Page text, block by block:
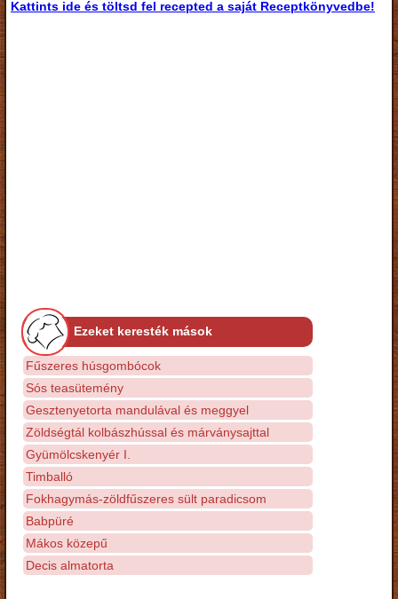
Kattints ide és töltsd fel recepted a saját Receptkönyvedbe!
Ezeket keresték mások
Fűszeres húsgombócok
Sós teasütemény
Gesztenyetorta mandulával és meggyel
Zöldségtál kolbászhússal és márványsajttal
Gyümölcskenyér I.
Timballó
Fokhagymás-zöldfűszeres sült paradicsom
Babpüré
Mákos közepű
Decis almatorta